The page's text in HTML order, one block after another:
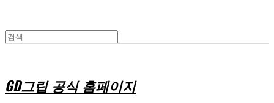
GD그립 공식 홈페이지